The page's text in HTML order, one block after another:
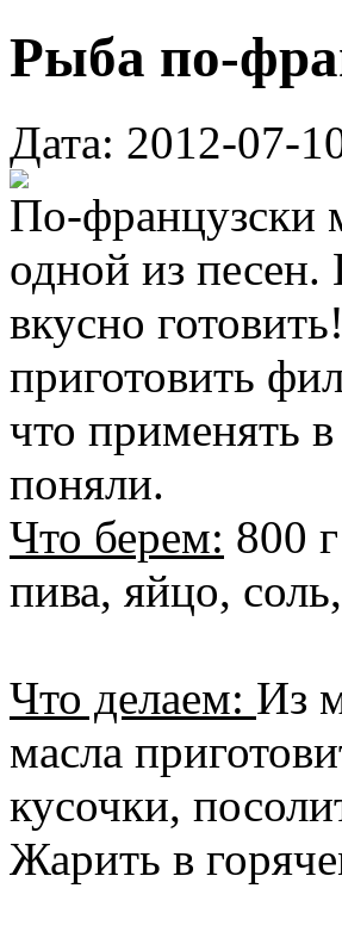
Рыба по-
Дата: 2012-07-
По-французски
одной из
вкусно
приготовить
что применять
поняли.
Что берем: 800
пива, яйцо,
Что делаем: Из
масла
кусочки,
Жарить в